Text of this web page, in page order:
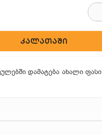
ᲙᲐᲚᲐᲗᲐᲨᲘ
დამატება ახალი ფასი